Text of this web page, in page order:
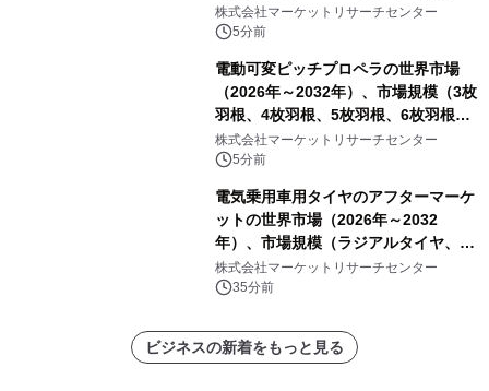
視野（18×16 cm以上）、超広視野
（24×19 cm以上））・分析レポート
株式会社マーケットリサーチセンター
5分前
電動可変ピッチプロペラの世界市場
（2026年～2032年）、市場規模（3枚
羽根、4枚羽根、5枚羽根、6枚羽根、
その他）・分析レポートを発表
株式会社マーケットリサーチセンター
5分前
電気乗用車用タイヤのアフターマーケ
ットの世界市場（2026年～2032
年）、市場規模（ラジアルタイヤ、サ
イドウォール補強タイヤ、その他）・
分析レポートを発表
株式会社マーケットリサーチセンター
35分前
ビジネスの新着をもっと見る